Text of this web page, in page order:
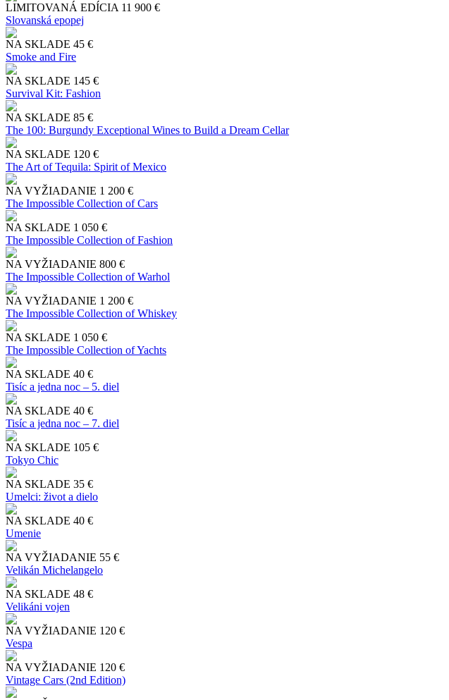
LIMITOVANÁ EDÍCIA 11 900 €
Slo​vanská epopej
NA SKLADE 45 €
Smoke and Fire
NA SKLADE 145 €
Survival Kit: Fashion
NA SKLADE 85 €
The 100: Burgundy Exceptional Wines to Build a Dream Cellar
NA SKLADE 120 €
The Art of Tequila: Spirit of Mexico
NA VYŽIADANIE 1 200 €
The Impossible Collection of Cars
NA SKLADE 1 050 €
The Impossible Collection of Fashion
NA VYŽIADANIE 800 €
The Impossible Collection of Warhol
NA VYŽIADANIE 1 200 €
The Impossible Collection of Whiskey
NA SKLADE 1 050 €
The Impossible Collection of Yachts
NA SKLADE 40 €
Tisíc a jedna noc – 5. diel
NA SKLADE 40 €
Tisíc a jedna noc – 7. diel
NA SKLADE 105 €
Tokyo Chic
NA SKLADE 35 €
Umelci: život a dielo
NA SKLADE 40 €
Umenie
NA VYŽIADANIE 55 €
Velikán Michelangelo
NA SKLADE 48 €
Velikáni vojen
NA VYŽIADANIE 120 €
Vespa
NA VYŽIADANIE 120 €
Vintage Cars (2nd Edition)